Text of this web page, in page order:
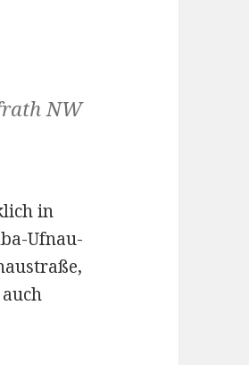
NW
in
Ufnau-